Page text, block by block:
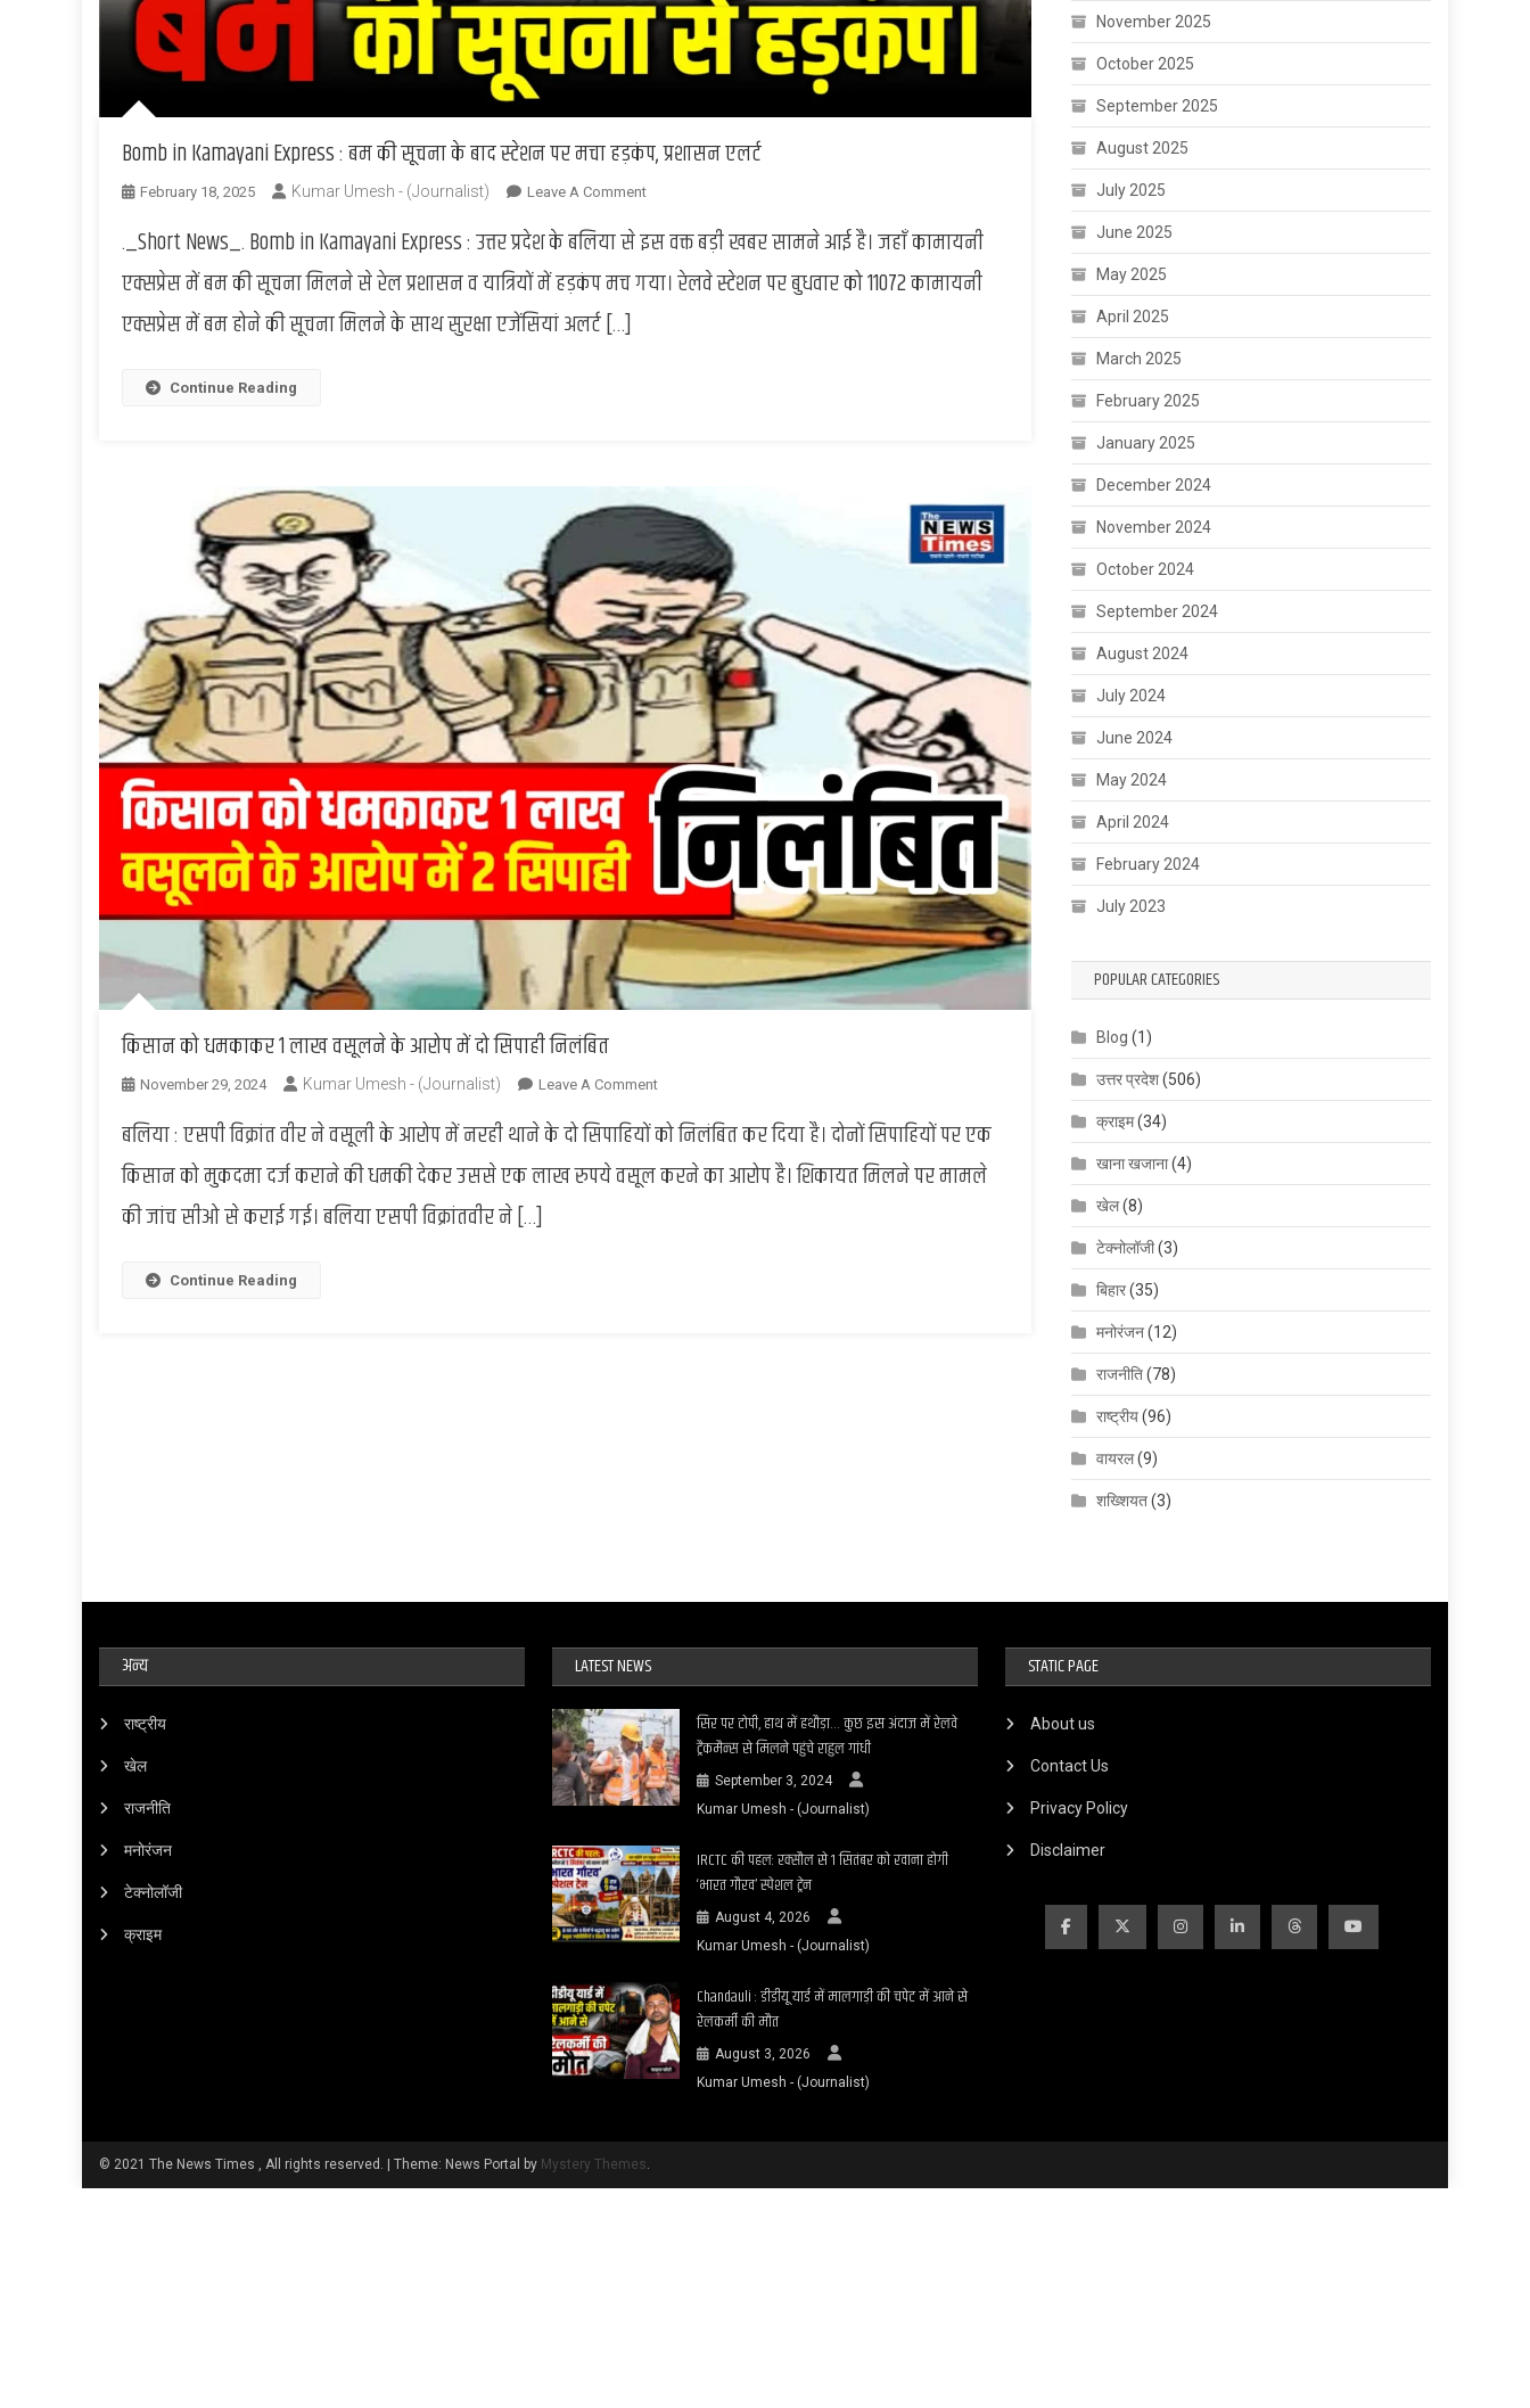
Bomb in Kamayani Express : बम की सूचना के बाद स्टेशन पर मचा हड़कंप, प्रशासन एलर्ट
February 18, 2025 Kumar Umesh - (Journalist) Leave A CommentOn
In
Kamayani
Express
पर
हड़कंप,
प्रशासन
एलर्ट
._Short News_. Bomb in Kamayani Express : उत्तर प्रदेश के बलिया से इस वक्त बड़ी खबर सामने आई है। जहाँ कामायनी
एक्सप्रेस में बम की सूचना मिलने से रेल प्रशासन व यात्रियों में हड़कंप मच गया। रेलवे स्टेशन पर बुधवार को 11072 कामायनी
एक्सप्रेस में बम होने की सूचना मिलने के साथ सुरक्षा एजेंसियां अलर्ट […]
Continue Reading
किसान को धमकाकर 1 लाख वसूलने के आरोप में दो सिपाही निलंबित
November 29, 2024 Kumar Umesh - (Journalist) Leave A CommentOn
को
धमकाकर
बलिया : एसपी विक्रांत वीर ने वसूली के आरोप में नरही थाने के दो सिपाहियों को निलंबित कर दिया है। दोनों सिपाहियों पर एक
किसान को मुकदमा दर्ज कराने की धमकी देकर उससे एक लाख रुपये वसूल करने का आरोप है। शिकायत मिलने पर मामले
की जांच सीओ से कराई गई। बलिया एसपी विक्रांतवीर ने […]
Continue Reading
November 2025
October 2025
September 2025
August 2025
July 2025
June 2025
May 2025
April 2025
March 2025
February 2025
January 2025
December 2024
November 2024
October 2024
September 2024
August 2024
July 2024
June 2024
May 2024
April 2024
February 2024
July 2023
POPULAR CATEGORIES
Blog (1)
उत्तर प्रदेश(506)
क्राइम(34)
खाना खजाना(4)
खेल(8)
टेक्नोलॉजी(3)
बिहार(35)
मनोरंजन(12)
राजनीति(78)
राष्ट्रीय(96)
वायरल(9)
शख्शियत(3)
अन्य
राष्ट्रीय
खेल
राजनीति
मनोरंजन
टेक्नोलॉजी
क्राइम
LATEST NEWS
सिर पर टोपी, हाथ में हथौड़ा… कुछ इस अंदाज में रेलवे
ट्रैकमैन्स से मिलने पहुंचे राहुल गांधी
September 3, 2024
Kumar Umesh - (Journalist)
IRCTC की पहल: रक्सौल से 1 सितंबर को रवाना होगी
‘भारत गौरव’ स्पेशल ट्रेन
August 4, 2026
Kumar Umesh - (Journalist)
Chandauli : डीडीयू यार्ड में मालगाड़ी की चपेट में आने से
रेलकर्मी की मौत
August 3, 2026
Kumar Umesh - (Journalist)
STATIC PAGE
About us
Contact Us
Privacy Policy
Disclaimer
© 2021 The News Times , All rights reserved. Theme: News Portal by Mystery Themes.